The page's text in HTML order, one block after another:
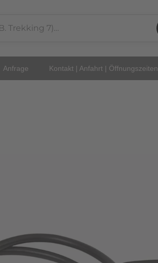
Anfrage Kontakt | Anfahrt | Öffnungszeiten